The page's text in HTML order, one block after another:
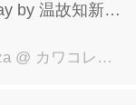
by 温故知新」
@ カワコレメディア編集部